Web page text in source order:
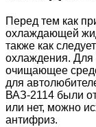
Перед тем как
охлаждающей
также как
охлаждения. Для
очищающее
для
ВАЗ-2114 были
или нет, можно
антифриз.